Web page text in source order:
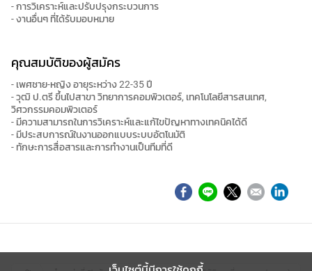
- การวิเคราะห์และปรับปรุงกระบวนการ
- งานอื่นๆ ที่ได้รับมอบหมาย
คุณสมบัติของผู้สมัคร
- เพศชาย-หญิง อายุระหว่าง 22-35 ปี
- วุฒิ ป.ตรี ขึ้นไปสาขา วิทยาการคอมพิวเตอร์, เทคโนโลยีสารสนเทศ,
วิศวกรรมคอมพิวเตอร์
- มีความสามารถในการวิเคราะห์และแก้ไขปัญหาทางเทคนิคได้ดี
- มีประสบการณ์ในงานออกแบบระบบอัตโนมัติ
- ทักษะการสื่อสารและการทำงานเป็นทีมที่ดี